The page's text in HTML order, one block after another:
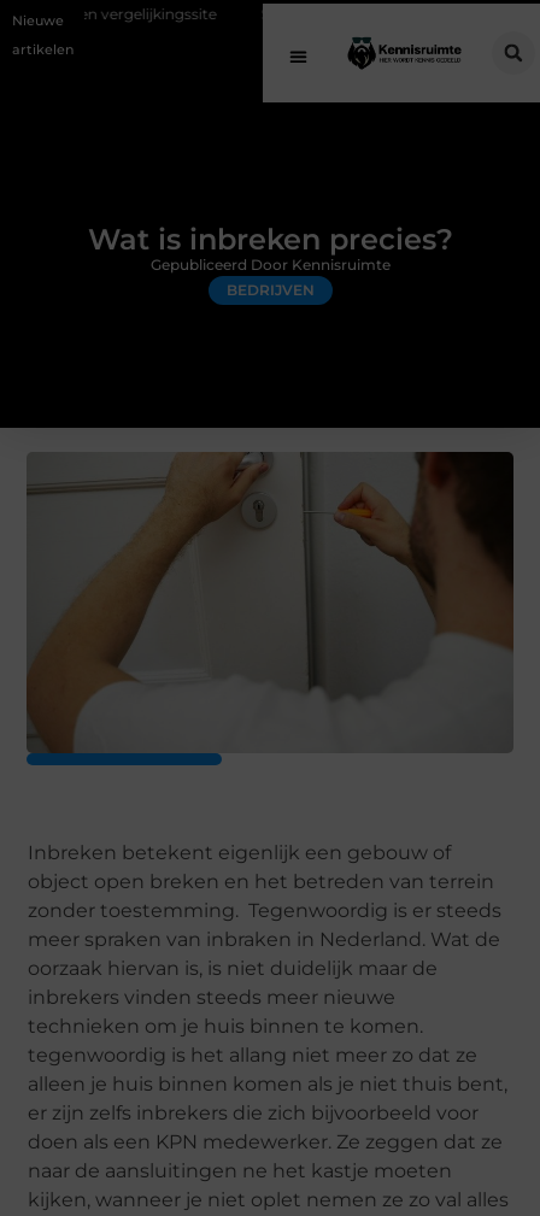
Nieuwe
artikelen
Schenking aan een goed doel: waarom geven
Wat is inbreken precies?
BEDRIJVEN
Gepubliceerd Door Kennisruimte
Inbreken betekent eigenlijk een gebouw of
object open breken en het betreden van terrein
zonder toestemming. Tegenwoordig is er steeds
meer spraken van inbraken in Nederland. Wat de
oorzaak hiervan is, is niet duidelijk maar de
inbrekers vinden steeds meer nieuwe
technieken om je huis binnen te komen.
tegenwoordig is het allang niet meer zo dat ze
alleen je huis binnen komen als je niet thuis bent,
er zijn zelfs inbrekers die zich bijvoorbeeld voor
doen als een KPN medewerker. Ze zeggen dat ze
naar de aansluitingen ne het kastje moeten
kijken, wanneer je niet oplet nemen ze zo val alles